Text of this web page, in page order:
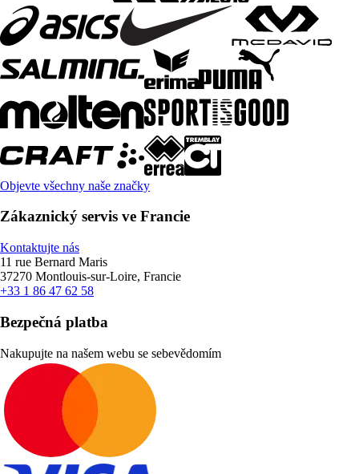
Objevte všechny naše značky
Zákaznický servis ve Francie
Kontaktujte nás
11 rue Bernard Maris
37270 Montlouis-sur-Loire, Francie
+33 1 86 47 62 58
Bezpečná platba
Nakupujte na našem webu se sebevědomím